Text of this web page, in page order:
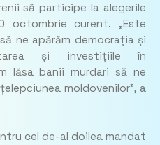
să participe la alegerile
octombrie curent. „Este
ne apărăm democrația și
și investițiile în
lăsa banii murdari să ne
moldovenilor”, a
cel de-al doilea mandat